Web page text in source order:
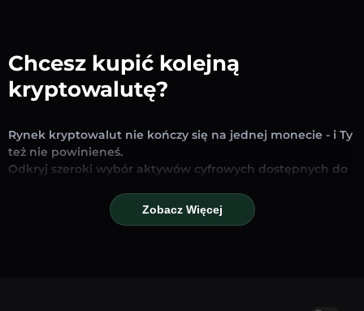
Chcesz kupić kolejną
kryptowalutę?
Rynek kryptowalut nie kończy się na jednej monecie - i Ty
też nie powinieneś.
Odkryj szeroki wybór aktywów cyfrowych dostępnych do
tego, czy szukasz uznanych stablecoinów, obiecujących
altcoinów czy nowych trendujących tokenów – znajdziesz
Zobacz Więcej